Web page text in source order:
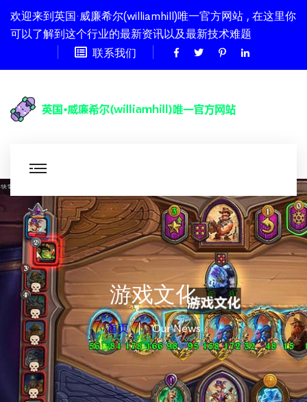
欢迎来到英国·威廉希尔(williamhill)唯一官方网站 , 在这里你
可以了解到这个行业的最新资讯以及最新技术难题
联系我们
游戏文化
首页 Our News